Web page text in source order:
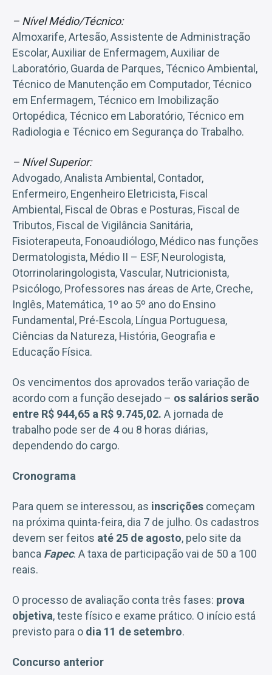
– Nível Médio/Técnico:
Almoxarife, Artesão, Assistente de Administração
Escolar, Auxiliar de Enfermagem, Auxiliar de
Laboratório, Guarda de Parques, Técnico Ambiental,
Técnico de Manutenção em Computador, Técnico
em Enfermagem, Técnico em Imobilização
Ortopédica, Técnico em Laboratório, Técnico em
Radiologia e Técnico em Segurança do Trabalho.
– Nível Superior:
Advogado, Analista Ambiental, Contador,
Enfermeiro, Engenheiro Eletricista, Fiscal
Ambiental, Fiscal de Obras e Posturas, Fiscal de
Tributos, Fiscal de Vigilância Sanitária,
Fisioterapeuta, Fonoaudiólogo, Médico nas funções
Dermatologista, Médio II – ESF, Neurologista,
Otorrinolaringologista, Vascular, Nutricionista,
Psicólogo, Professores nas áreas de Arte, Creche,
Inglês, Matemática, 1º ao 5º ano do Ensino
Fundamental, Pré-Escola, Língua Portuguesa,
Ciências da Natureza, História, Geografia e
Educação Física.
Os vencimentos dos aprovados terão variação de
acordo com a função desejado – os salários serão
entre R$ 944,65 a R$ 9.745,02. A jornada de
trabalho pode ser de 4 ou 8 horas diárias,
dependendo do cargo.
Cronograma
Para quem se interessou, as inscrições começam
na próxima quinta-feira, dia 7 de julho. Os cadastros
devem ser feitos até 25 de agosto, pelo site da
banca Fapec. A taxa de participação vai de 50 a 100
reais.
O processo de avaliação conta três fases: prova
objetiva, teste físico e exame prático. O início está
previsto para o dia 11 de setembro.
Concurso anterior